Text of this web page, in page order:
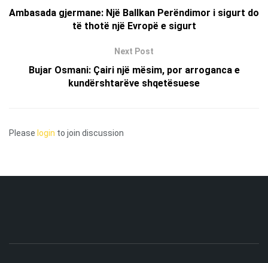
Ambasada gjermane: Një Ballkan Perëndimor i sigurt do
të thotë një Evropë e sigurt
Next Post
Bujar Osmani: Çairi një mësim, por arroganca e
kundërshtarëve shqetësuese
Please login to join discussion